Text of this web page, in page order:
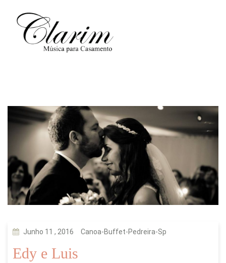
Junho 11 , 2016 Canoa-Buffet-Pedreira-Sp
Edy e Luis